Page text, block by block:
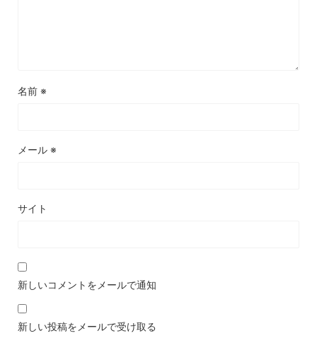
名前 ※
メール ※
サイト
新しいコメントをメールで通知
新しい投稿をメールで受け取る